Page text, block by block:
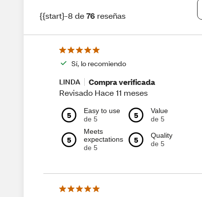
{{start}-8 de76 reseñas
Sí, lo recomiendo
LINDA
Compra verificada
Revisado Hace 11 meses
5
Easy to use
de 5
5
Value
de 5
5
Meets
expectations
de 5
5
Quality
de 5